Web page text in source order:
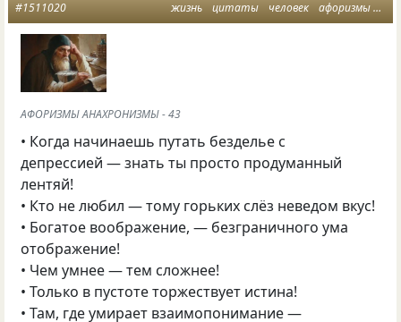
жизнь цитаты человек афоризмы
#1511020
АФОРИЗМЫ АНАХРОНИЗМЫ - 43
• Когда начинаешь путать безделье с
депрессией — знать ты просто продуманный
лентяй!
• Кто не любил — тому горьких слёз неведом вкус!
• Богатое воображение, — безграничного ума
отображение!
• Чем умнее — тем сложнее!
• Только в пустоте торжествует истина!
• Там, где умирает взаимопонимание —